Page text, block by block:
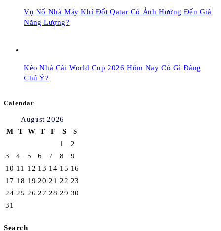
Vụ Nổ Nhà Máy Khí Đốt Qatar Có Ảnh Hưởng Đến Giá
Năng Lượng?
Kèo Nhà Cái World Cup 2026 Hôm Nay Có Gì Đáng
Chú Ý?
Calendar
August 2026
M
T W T F S
S
1
2
3
4 5 6 7 8
9
10 11 12 13 14 15 16
17 18 19 20 21 22 23
24 25 26 27 28 29 30
31
Search